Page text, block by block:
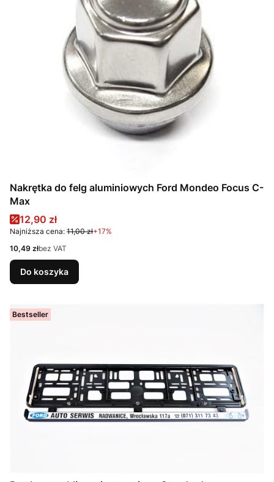
Nakrętka do felg aluminiowych Ford Mondeo Focus C-
Max
Cena promocyjna
12,90 zł
Najniższa cena: 11,00 zł+17%
Cena
10,49 złbez VAT
Do koszyka
Bestseller